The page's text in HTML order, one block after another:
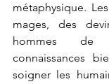
métaphysique.
mages, des
hommes de
connaissances
soigner les